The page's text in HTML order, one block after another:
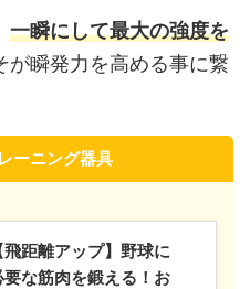
一瞬にして最大の強度を
が瞬発力を高める事に繋
ーニング器具
飛距離アップ】野球に
要な筋肉を鍛える！お